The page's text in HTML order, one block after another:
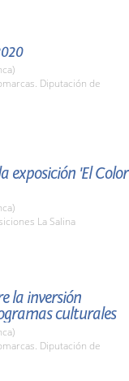
Diputación de
exposición 'El Color
La Salina
la inversión
culturales
Diputación de